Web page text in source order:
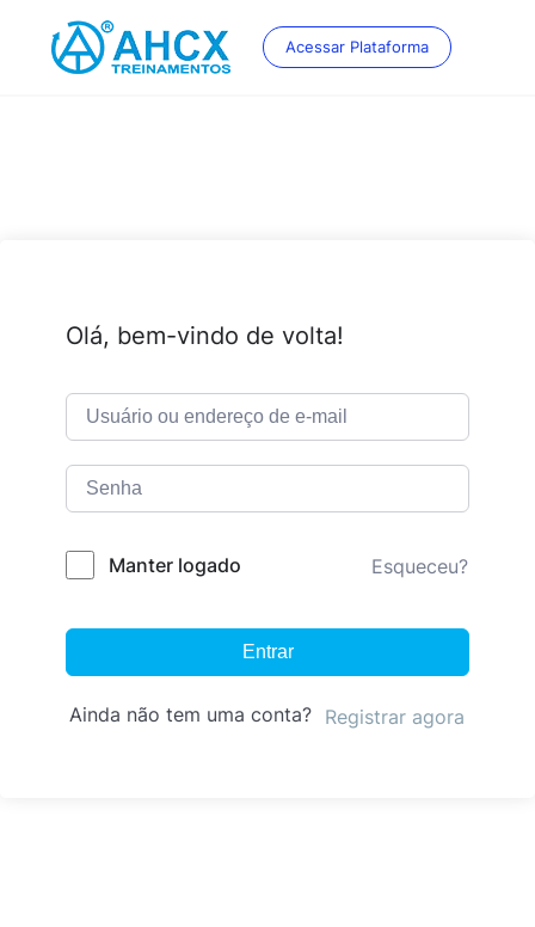
content
Acessar Plataforma
Olá, bem-vindo de volta!
Manter logado Esqueceu?
Entrar
Ainda não tem uma conta? Registrar agora